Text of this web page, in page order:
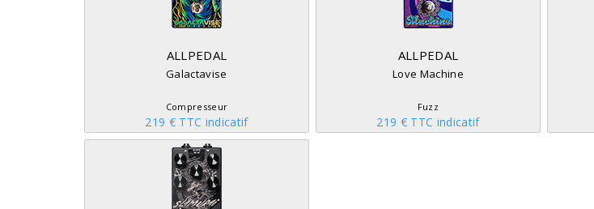
ALLPEDAL
Galactavise
Compresseur
219 € TTC indicatif
ALLPEDAL
Love Machine
Fuzz
219 € TTC indicatif